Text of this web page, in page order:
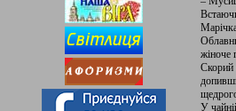
жіноче
Скорий
У